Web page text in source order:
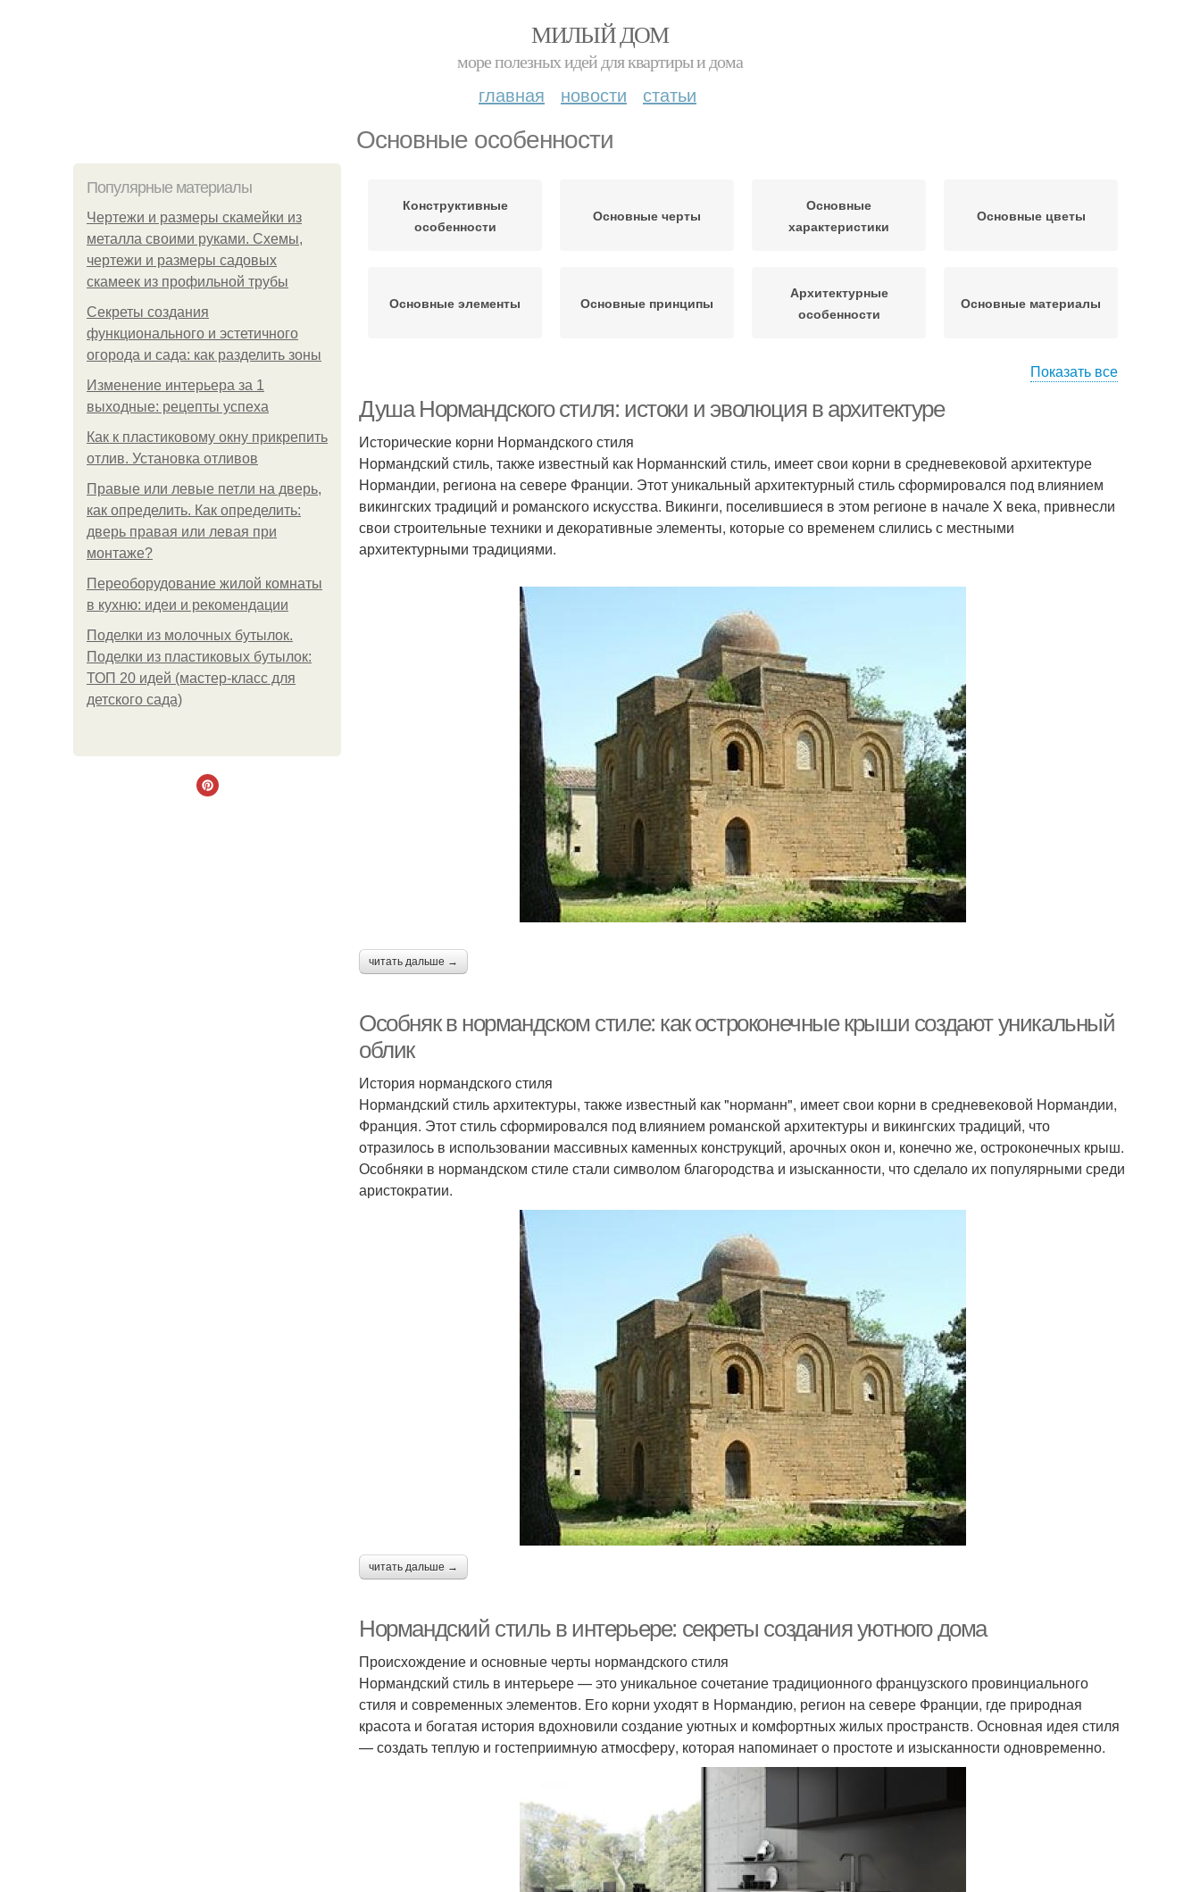
МИЛЫЙ ДОМ
море полезных идей для квартиры и дома
главная новости статьи
Основные особенности
Популярные материалы
Чертежи и размеры скамейки из
металла своими руками. Схемы,
чертежи и размеры садовых
скамеек из профильной трубы
Секреты создания
функционального и эстетичного
огорода и сада: как разделить зоны
Изменение интерьера за 1
выходные: рецепты успеха
Как к пластиковому окну прикрепить
отлив. Установка отливов
Правые или левые петли на дверь,
как определить. Как определить:
дверь правая или левая при
монтаже?
Переоборудование жилой комнаты
в кухню: идеи и рекомендации
Поделки из молочных бутылок.
Поделки из пластиковых бутылок:
ТОП 20 идей (мастер-класс для
детского сада)
Конструктивные
особенности
Основные черты
Основные
характеристики
Основные цветы
Основные элементы Основные принципы
Архитектурные
особенности
Основные материалы
Показать все
Душа Нормандского стиля: истоки и эволюция в архитектуре
Исторические корни Нормандского стиля
Нормандский стиль, также известный как Норманнский стиль, имеет свои корни в средневековой архитектуре
Нормандии, региона на севере Франции. Этот уникальный архитектурный стиль сформировался под влиянием
викингских традиций и романского искусства. Викинги, поселившиеся в этом регионе в начале X века, привнесли
свои строительные техники и декоративные элементы, которые со временем слились с местными
архитектурными традициями.
читать дальше →
Особняк в нормандском стиле: как остроконечные крыши создают уникальный
облик
История нормандского стиля
Нормандский стиль архитектуры, также известный как "норманн", имеет свои корни в средневековой Нормандии,
Франция. Этот стиль сформировался под влиянием романской архитектуры и викингских традиций, что
отразилось в использовании массивных каменных конструкций, арочных окон и, конечно же, остроконечных крыш.
Особняки в нормандском стиле стали символом благородства и изысканности, что сделало их популярными среди
аристократии.
читать дальше →
Нормандский стиль в интерьере: секреты создания уютного дома
Происхождение и основные черты нормандского стиля
Нормандский стиль в интерьере — это уникальное сочетание традиционного французского провинциального
стиля и современных элементов. Его корни уходят в Нормандию, регион на севере Франции, где природная
красота и богатая история вдохновили создание уютных и комфортных жилых пространств. Основная идея стиля
— создать теплую и гостеприимную атмосферу, которая напоминает о простоте и изысканности одновременно.